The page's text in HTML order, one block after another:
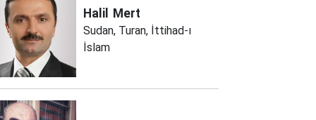
Halil Mert
Sudan, Turan, İttihad-ı
İslam